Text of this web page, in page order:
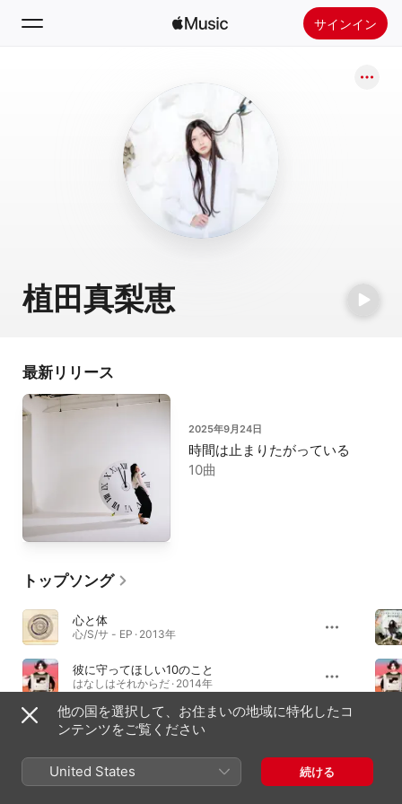
サインイン
新着おすすめ
Apple Musicをインストール
植田真梨恵
最新リリース
2025年9月24日
時間は止まりたがっている
10曲
トップソング
心と体
心/S/サ - EP · 2013年
彼に守ってほしい10のこと
はなしはそれからだ · 2014年
わかんないのはいやだ
ロンリーナイト マジックスペル · 2015年
他の国を選択して、お住まいの地域に特化したコ
ンテンツをご覧ください
United States 続ける